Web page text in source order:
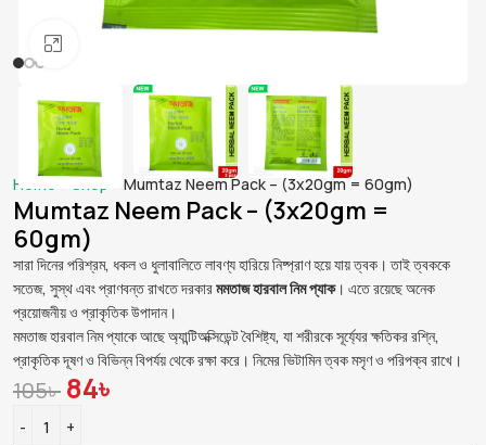
Home»Shop Mumtaz Neem Pack – (3x20gm = 60gm)
Mumtaz Neem Pack – (3x20gm =
60gm)
সারা দিনের পরিশ্রম, ধকল ও ধুলাবালিতে লাবণ্য হারিয়ে নিষ্প্রাণ হয়ে যায় ত্বক। তাই ত্বককে
সতেজ, সুস্থ এবং প্রাণবন্ত রাখতে দরকারমমতাজ হারবাল নিম প্যাক। এতে রয়েছে অনেক
প্রয়োজনীয় ও প্রাকৃতিক উপাদান।
মমতাজ হারবাল নিম প্যাকে আছে অ্যান্টিঅক্সিডেন্ট বৈশিষ্ট্য, যা শরীরকে সূর্য্যের ক্ষতিকর রশ্নি,
প্রাকৃতিক দূষণ ও বিভিন্ন বিপর্যয় থেকে রক্ষা করে। নিমের ভিটামিন ত্বক মসৃণ ও পরিপক্ব রাখে।
105৳ 84৳